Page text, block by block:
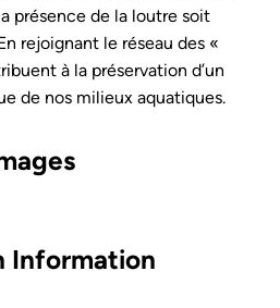
présence de la loutre soit
rejoignant le réseau des «
à la préservation d’un
de nos milieux aquatiques.
Information